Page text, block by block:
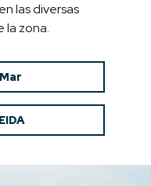
las diversas
la zona.